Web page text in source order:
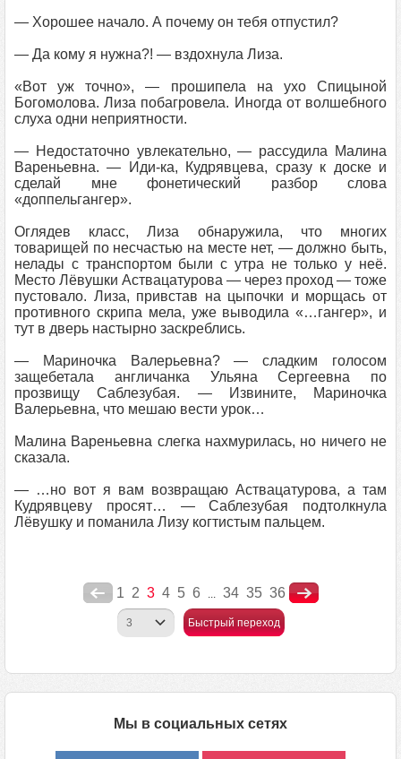
— Хорошее начало. А почему он тебя отпустил?
— Да кому я нужна?! — вздохнула Лиза.
«Вот уж точно», — прошипела на ухо Спицыной
Богомолова. Лиза побагровела. Иногда от волшебного
слуха одни неприятности.
— Недостаточно увлекательно, — рассудила Малина
Вареньевна. — Иди-ка, Кудрявцева, сразу к доске и
сделай мне фонетический разбор слова
«доппельгангер».
Оглядев класс, Лиза обнаружила, что многих
товарищей по несчастью на месте нет, — должно быть,
нелады с транспортом были с утра не только у неё.
Место Лёвушки Аствацатурова — через проход — тоже
пустовало. Лиза, привстав на цыпочки и морщась от
противного скрипа мела, уже выводила «…гангер», и
тут в дверь настырно заскреблись.
— Мариночка Валерьевна? — сладким голосом
защебетала англичанка Ульяна Сергеевна по
прозвищу Саблезубая. — Извините, Мариночка
Валерьевна, что мешаю вести урок…
Малина Вареньевна слегка нахмурилась, но ничего не
сказала.
— …но вот я вам возвращаю Аствацатурова, а там
Кудрявцеву просят… — Саблезубая подтолкнула
Лёвушку и поманила Лизу когтистым пальцем.
1 2 3 4 5 6 ... 34 35 36
Быстрый переход
Мы в социальных сетях